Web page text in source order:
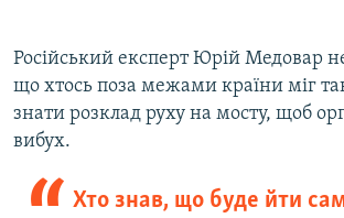
720p 1080p
Російський експерт Юрій Медовар
що хтось поза межами країни міг
знати розклад руху на мосту, щоб
вибух.
Хто знав, що буде йти